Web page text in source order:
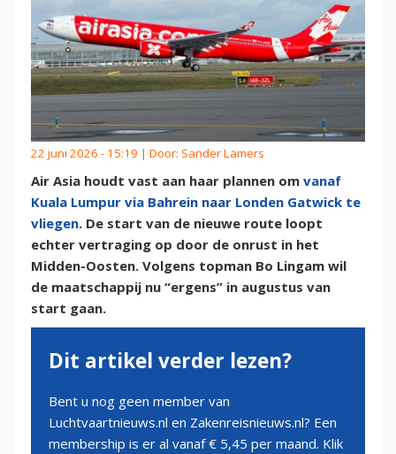
22 juni 2026 - 15:19 | Door: Sander Lamers
Air Asia houdt vast aan haar plannen om vanaf
Kuala Lumpur via Bahrein naar Londen Gatwick te
vliegen. De start van de nieuwe route loopt
echter vertraging op door de onrust in het
Midden-Oosten. Volgens topman Bo Lingam wil
de maatschappij nu “ergens” in augustus van
start gaan.
Dit artikel verder lezen?
Bent u nog geen member van
Luchtvaartnieuws.nl en Zakenreisnieuws.nl? Een
membership is er al vanaf € 5,45 per maand. Klik